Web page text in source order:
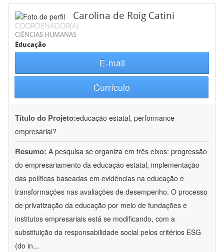
Carolina de Roig Catini
COORDENADOR(A)
CIÊNCIAS HUMANAS
Educação
E-mail
Currículo
Título do Projeto:educação estatal, performance
empresarial?
Resumo: A pesquisa se organiza em três eixos: progressão
do empresariamento da educação estatal, implementação
das políticas baseadas em evidências na educação e
transformações nas avaliações de desempenho. O processo
de privatização da educação por meio de fundações e
institutos empresariais está se modificando, com a
substituição da responsabilidade social pelos critérios ESG
(do in...